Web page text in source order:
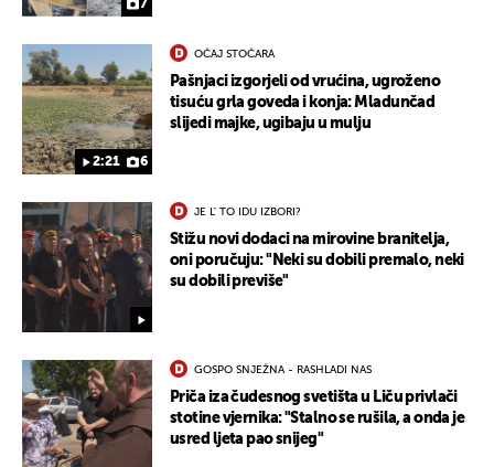
7
2:21 6
OČAJ STOČARA
Pašnjaci izgorjeli od vrućina, ugroženo
tisuću grla goveda i konja: Mladunčad
slijedi majke, ugibaju u mulju
JE L' TO IDU IZBORI?
Stižu novi dodaci na mirovine branitelja,
oni poručuju: "Neki su dobili premalo, neki
su dobili previše"
GOSPO SNJEŽNA - RASHLADI NAS
Priča iza čudesnog svetišta u Liču privlači
stotine vjernika: "Stalno se rušila, a onda je
usred ljeta pao snijeg"
UKLJUČITE NOTIFIKACIJE